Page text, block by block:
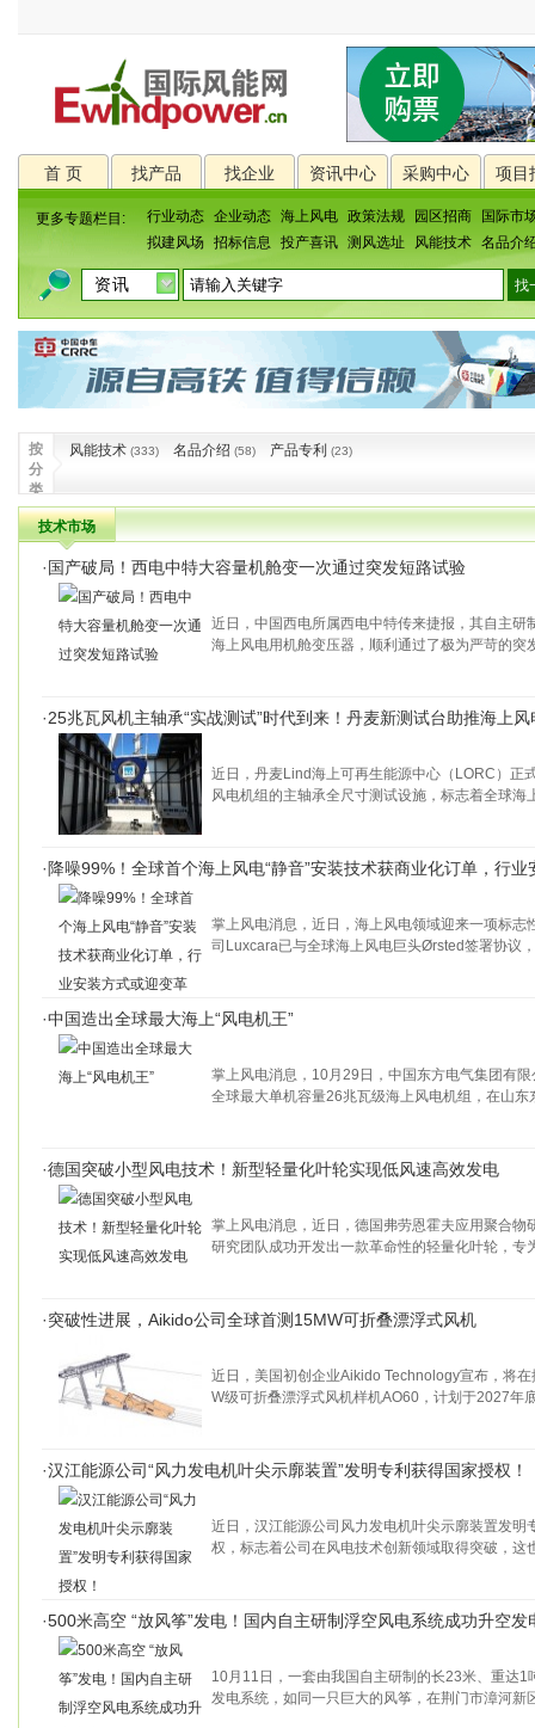
首 页 找产品 找企业 资讯中心 采购中心 项目
更多专题栏目: 行业动态 企业动态 海上风电 政策法规 园区招商
国际市
拟建风场
招标信息 投产喜讯 测风选址 风能技术 名品介
按
分
类
风能技术 (333) 名品介绍 (58) 产品专利 (23)
技术市场
· 国产破局！西电中特大容量机舱变一次通过突发短路试验
近日，中国西电所属西电中特传来捷报，其自主研
海上风电用机舱变压器，顺利通过了极为严苛的突
·25兆瓦风机主轴承“实战测试”时代到来！丹麦新测试台助推海上
近日，丹麦Lind海上可再生能源中心（LORC）正
风电机组的主轴承全尺寸测试设施，标志着全球海
· 降噪99%！全球首个海上风电“静音”安装技术获商业化订单，行
掌上风电消息，近日，海上风电领域迎来一项标志
司Luxcara已与全球海上风电巨头Ørsted签署协议
·中国造出全球最大海上“风电机王”
掌上风电消息，10月29日，中国东方电气集团有
全球最大单机容量26兆瓦级海上风电机组，在山东
·德国突破小型风电技术！新型轻量化叶轮实现低风速高效发电
掌上风电消息，近日，德国弗劳恩霍夫应用聚合物
研究团队成功开发出一款革命性的轻量化叶轮，专
·突破性进展，Aikido公司全球首测15MW可折叠漂浮式风机​
近日，美国初创企业Aikido Technology宣布，将
W级可折叠漂浮式风机样机AO60，计划于2027年
·汉江能源公司“风力发电机叶尖示廓装置”发明专利获得国家授权！
近日，汉江能源公司风力发电机叶尖示廓装置发明
权，标志着公司在风电技术创新领域取得突破，这
·500米高空 “放风筝”发电！国内自主研制浮空风电系统成功升空发
10月11日，一套由我国自主研制的长23米、重达1
发电系统，如同一只巨大的风筝，在荆门市漳河新